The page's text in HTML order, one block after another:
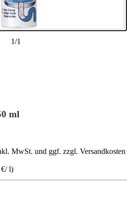
1/1
ml
MwSt. und ggf. zzgl. Versandkosten
/ l)